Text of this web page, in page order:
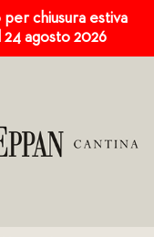
chiusura estiva
agosto 2026